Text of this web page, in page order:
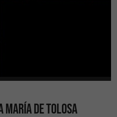
MARÍA DE TOLOSA